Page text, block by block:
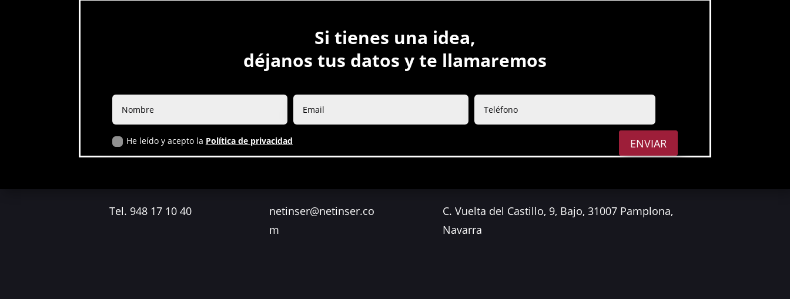
Si tienes una idea,
déjanos tus datos y te llamaremos
Política de privacidad
He leído y acepto la Política de privacidad ENVIAR
Tel. 948 17 10 40
netinser@netinser.co
m
C. Vuelta del Castillo, 9, Bajo, 31007 Pamplona,
Navarra